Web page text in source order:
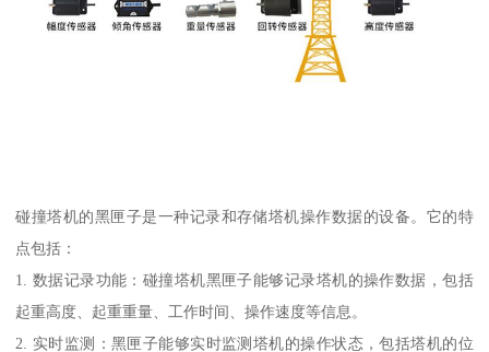
碰撞塔机的黑匣子是一种记录和存储塔机操作数据的设备。它的特
点包括：
1. 数据记录功能：碰撞塔机黑匣子能够记录塔机的操作数据，包括
起重高度、起重重量、工作时间、操作速度等信息。
2. 实时监测：黑匣子能够实时监测塔机的操作状态，包括塔机的位